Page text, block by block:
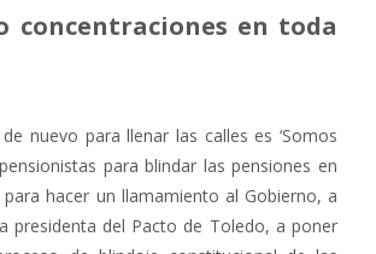
concentraciones en toda
nuevo para llenar las calles es ‘Somos
para blindar las pensiones en
para hacer un llamamiento al Gobierno, a
presidenta del Pacto de Toledo, a poner